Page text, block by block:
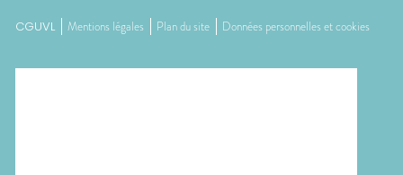
CGUVL Mentions légales Plan du site Données personnelles et cookies